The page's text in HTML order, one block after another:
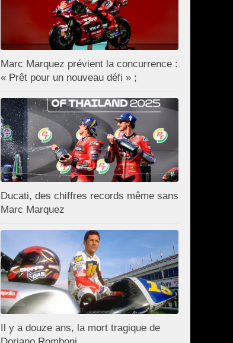
Marc Marquez prévient la concurrence :
« Prêt pour un nouveau défi » ;
Ducati, des chiffres records même sans
Marc Marquez
Il y a douze ans, la mort tragique de